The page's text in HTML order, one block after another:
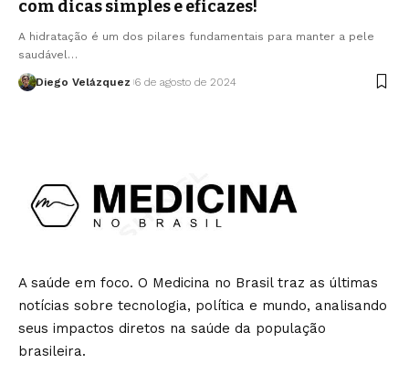
com dicas simples e eficazes!
A hidratação é um dos pilares fundamentais para manter a pele
saudável…
Diego Velázquez 6 de agosto de 2024
A saúde em foco. O Medicina no Brasil traz as últimas
notícias sobre tecnologia, política e mundo, analisando
seus impactos diretos na saúde da população
brasileira.